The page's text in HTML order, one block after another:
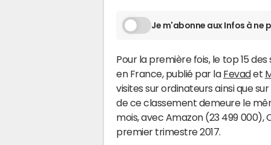
Je m'abonne aux Infos à ne
Pour la première fois, le top 15
en France, publié par la Fevad et
visites sur ordinateurs ainsi que
de ce classement demeure le
mois, avec Amazon (23 499 000),
premier trimestre 2017.